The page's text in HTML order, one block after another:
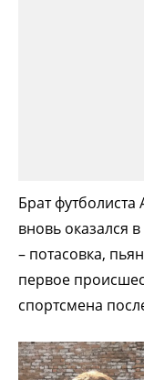
Брат
вновь оказался
– потасовка,
первое
спортсмена